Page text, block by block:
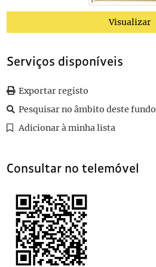
Pela Liberdade 1901
Conferências Políticas 1904
Visualizar
Serviços disponíveis
Exportar registo
Pesquisar no âmbito deste fundo
Adicionar à minha lista
Consultar no telemóvel